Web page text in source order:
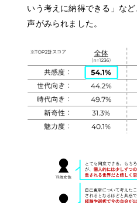
いう考えに納得できる」な
声がみられました。